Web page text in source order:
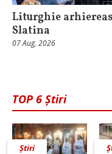
Liturghie
Slatina
07 Aug, 2026
TOP 6 Știri
Știri